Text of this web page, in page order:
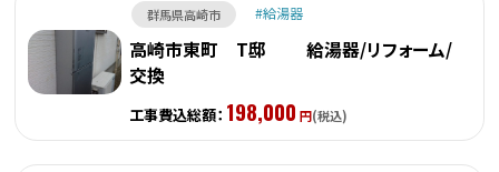
群馬県高崎市 給湯器
高崎市東町 T邸 給湯器/リフォーム/
交換
工事費込総額： 198,000 円(税込)